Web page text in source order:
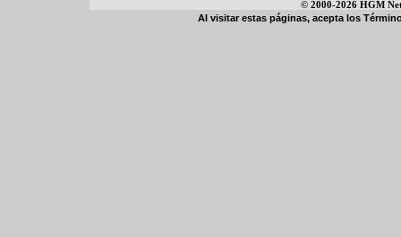
© 2000-2026 HGM
Al visitar estas páginas, acepta los